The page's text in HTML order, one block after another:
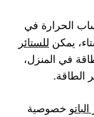
الحرارة في
يمكن للستائر
في المنزل،
الطاقة.
خصوصية